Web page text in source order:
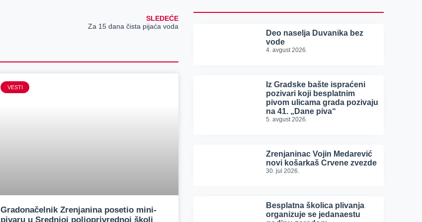
SLEDEĆE
Za 15 dana čista pijaća voda
VESTI
Gradonačelnik Zrenjanina posetio mini-
pivaru u Srednjoj poljoprivrednoj školi
Deo naselja Duvanika bez
vode
4. avgust 2026.
Iz Gradske bašte ispraćeni
pozivari koji besplatnim
pivom ulicama grada pozivaju
na 41. „Dane piva“
5. avgust 2026.
Zrenjaninac Vojin Medarević
novi košarkaš Crvene zvezde
30. jul 2026.
Besplatna školica plivanja
organizuje se jedanaestu